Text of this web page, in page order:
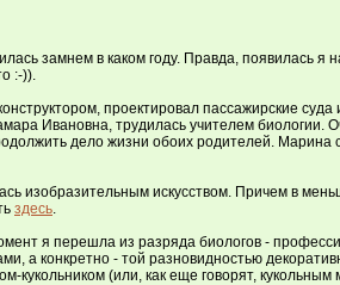
замнем в каком году. Правда, появилась
:-)).
проектировал пассажирские
Ивановна, трудилась учителем биологии.
дело жизни обоих родителей. Марина
изобразительным искусством. Причем в
здесь
я перешла из разряда биологов -
а конкретно - той разновидностью
кукольником (или, как еще говорят, кукольным